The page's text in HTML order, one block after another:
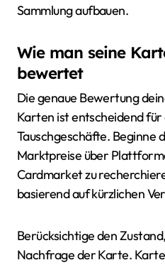
Sammlung aufbauen.
Wie man seine
bewertet
Die genaue Bewertung
Karten ist entscheidend
Tauschgeschäfte. Beginne
Marktpreise über
Cardmarket zu
basierend auf kürzlichen
Berücksichtige den
Nachfrage der Karte.